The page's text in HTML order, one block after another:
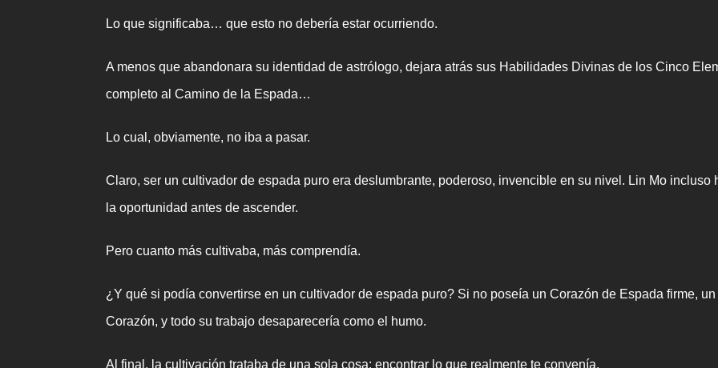
Lo que significaba… que esto no debería estar ocurriendo.
A menos que abandonara su identidad de astrólogo, dejara atrás sus Habilidades Divinas de los Cinco
completo al Camino de la Espada…
Lo cual, obviamente, no iba a pasar.
Claro, ser un cultivador de espada puro era deslumbrante, poderoso, invencible en su nivel. Lin Mo
la oportunidad antes de ascender.
Pero cuanto más cultivaba, más comprendía.
¿Y qué si podía convertirse en un cultivador de espada puro? Si no poseía un Corazón de Espada firme,
Corazón, y todo su trabajo desaparecería como el humo.
Al final, la cultivación trataba de una sola cosa: encontrar lo que realmente te convenía.